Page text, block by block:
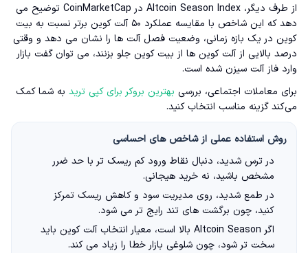
از طرف دیگر، Altcoin Season Index در CoinMarketCap توضیح می
دهد که این شاخص با مقایسه عملکرد ۵۰ آلت کوین برتر نسبت به بیت
کوین در یک بازه زمانی، وضعیت فصل آلت ها را نشان می دهد و وقتی
درصد بالایی از آلت کوین ها از بیت کوین جلو بزنند، می توان گفت بازار
وارد فاز آلت سیزن شده است.
برای معاملات اجتماعی، بررسی بهترین بروکر برای کپی ترید به شما کمک
می‌کند گزینه مناسب انتخاب کنید.
روش استفاده عملی از شاخص های احساسی
در ترس شدید، دنبال نقاط ورود کم ریسک تر با حد ضرر
مشخص باشید، نه خرید هیجانی.
در طمع شدید، روی مدیریت سود و کاهش ریسک تمرکز
کنید، چون برگشت های تند رایج تر می شود.
اگر Altcoin Season بالا است، معیار انتخاب آلت کوین باید
سخت تر شود، چون شلوغی بازار خطا را زیاد می کند.